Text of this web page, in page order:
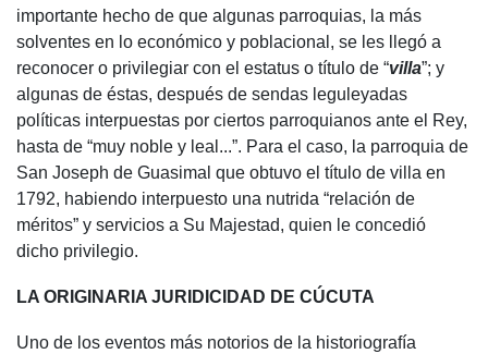
importante hecho de que algunas parroquias, la más
solventes en lo económico y poblacional, se les llegó a
reconocer o privilegiar con el estatus o título de “villa”; y
algunas de éstas, después de sendas leguleyadas
políticas interpuestas por ciertos parroquianos ante el Rey,
hasta de “muy noble y leal...”. Para el caso, la parroquia de
San Joseph de Guasimal que obtuvo el título de villa en
1792, habiendo interpuesto una nutrida “relación de
méritos” y servicios a Su Majestad, quien le concedió
dicho privilegio.
LA ORIGINARIA JURIDICIDAD DE CÚCUTA
Uno de los eventos más notorios de la historiografía